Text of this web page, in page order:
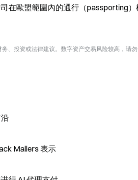
在歐盟範圍內的通行（passporting
、投资或法律建议。数字资产交易风险较高，请
Mallers 表示